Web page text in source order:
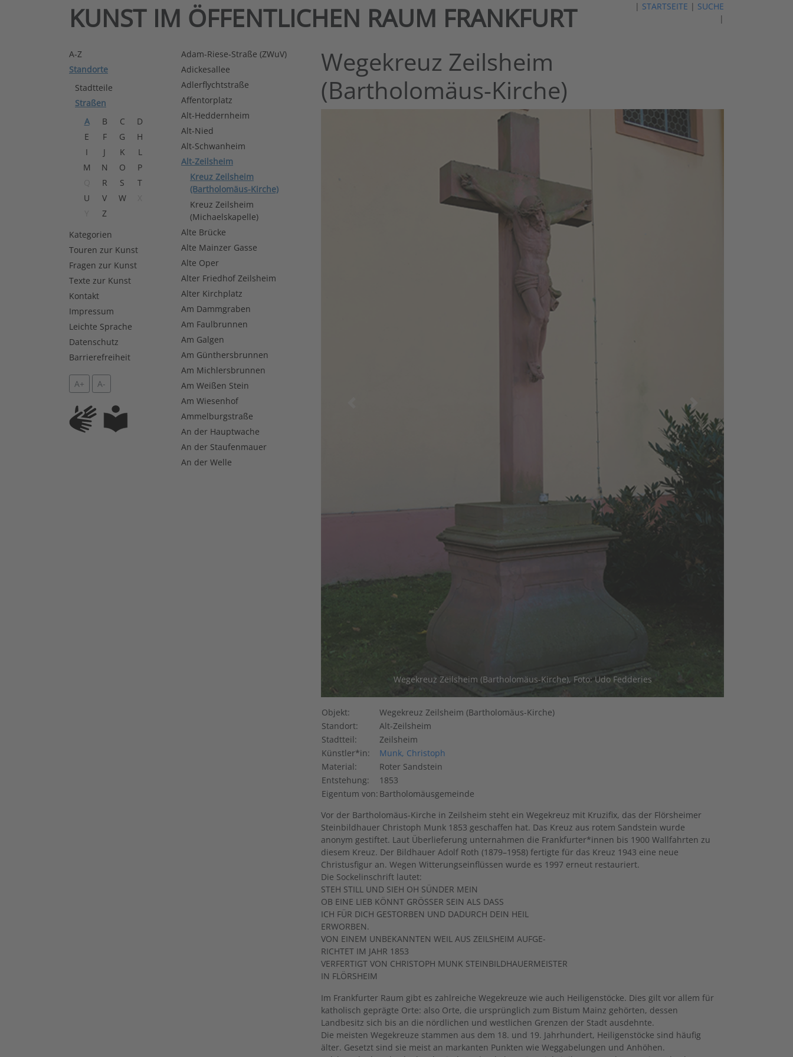
KUNST IM ÖFFENTLICHEN RAUM FRANKFURT | STARTSEITE | SUCHE
|
A-Z
Standorte
Stadtteile
Straßen
A
B C
D
E
F G
H
I
J K
L
M
N O
P
R S
T
U
V W
Z
Kategorien
Touren zur Kunst
Fragen zur Kunst
Texte zur Kunst
Kontakt
Impressum
Leichte Sprache
Datenschutz
Barrierefreiheit
A+ A-
Adam-Riese-Straße (ZWuV)
Adickesallee
Adlerflychtstraße
Affentorplatz
Alt-Heddernheim
Alt-Nied
Alt-Schwanheim
Alt-Zeilsheim
Kreuz Zeilsheim
(Bartholomäus-Kirche)
Kreuz Zeilsheim
(Michaelskapelle)
Alte Brücke
Alte Mainzer Gasse
Alte Oper
Alter Friedhof Zeilsheim
Alter Kirchplatz
Am Dammgraben
Am Faulbrunnen
Am Galgen
Am Günthersbrunnen
Am Michlersbrunnen
Am Weißen Stein
Am Wiesenhof
Ammelburgstraße
An der Hauptwache
An der Staufenmauer
An der Welle
Wegekreuz Zeilsheim
(Bartholomäus-Kirche)
Wegekreuz Zeilsheim (Bartholomäus-Kirche), Foto: Udo Fedderies
nächstes
Objekt:
Wegekreuz Zeilsheim (Bartholomäus-Kirche)
Standort:
Alt-Zeilsheim
Stadtteil:
Zeilsheim
Künstler*in:
Munk, Christoph
Material:
Roter Sandstein
Entstehung:
1853
Eigentum von: Bartholomäusgemeinde
Vor der Bartholomäus-Kirche in Zeilsheim steht ein Wegekreuz mit Kruzifix, das der Flörsheimer
Steinbildhauer Christoph Munk 1853 geschaffen hat. Das Kreuz aus rotem Sandstein wurde
anonym gestiftet. Laut Überlieferung unternahmen die Frankfurter*innen bis 1900 Wallfahrten zu
diesem Kreuz. Der Bildhauer Adolf Roth (1879–1958) fertigte für das Kreuz 1943 eine neue
Christusfigur an. Wegen Witterungseinflüssen wurde es 1997 erneut restauriert.
Die Sockelinschrift lautet:
STEH STILL UND SIEH OH SÜNDER MEIN
OB EINE LIEB KÖNNT GRÖSSER SEIN ALS DASS
ICH FÜR DICH GESTORBEN UND DADURCH DEIN HEIL
ERWORBEN.
VON EINEM UNBEKANNTEN WEIL AUS ZEILSHEIM AUFGE-
RICHTET IM JAHR 1853
VERFERTIGT VON CHRISTOPH MUNK STEINBILDHAUERMEISTER
IN FLÖRSHEIM
Im Frankfurter Raum gibt es zahlreiche Wegekreuze wie auch Heiligenstöcke. Dies gilt vor allem für
katholisch geprägte Orte: also Orte, die ursprünglich zum Bistum Mainz gehörten, dessen
Landbesitz sich bis an die nördlichen und westlichen Grenzen der Stadt ausdehnte.
Die meisten Wegekreuze stammen aus dem 18. und 19. Jahrhundert, Heiligenstöcke sind häufig
älter. Gesetzt sind sie meist an markanten Punkten wie Weggabelungen und Anhöhen.